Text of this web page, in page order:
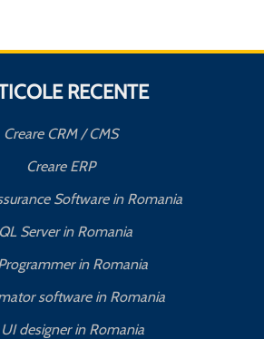
RECENTE
Creare CRM / CMS
Creare ERP
Software in Romania
Server in Romania
in Romania
software in Romania
designer in Romania